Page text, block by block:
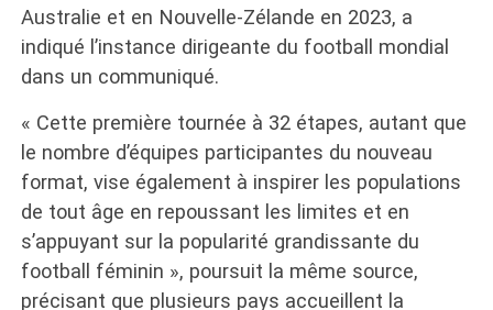
Australie et en Nouvelle-Zélande en 2023, a
indiqué l’instance dirigeante du football mondial
dans un communiqué.
« Cette première tournée à 32 étapes, autant que
le nombre d’équipes participantes du nouveau
format, vise également à inspirer les populations
de tout âge en repoussant les limites et en
s’appuyant sur la popularité grandissante du
football féminin », poursuit la même source,
précisant que plusieurs pays accueillent la